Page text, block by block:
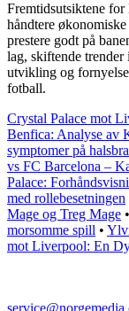
Fremtidsutsiktene
håndtere
prestere godt på
lag, skiftende
utvikling og
fotball.
Crystal Palace mot
Benfica: Analyse av
symptomer på
vs FC Barcelona –
Palace:
med rollebesetningen
Mage og Treg Mage •
morsomme spill •
mot Liverpool: En